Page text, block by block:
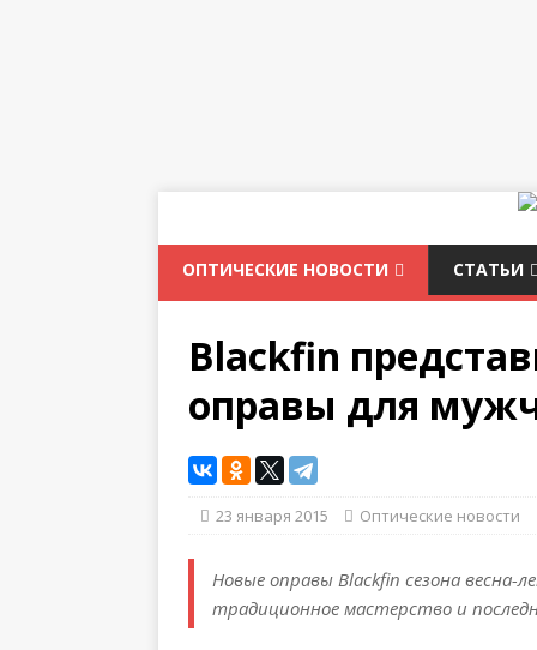
ОПТИЧЕСКИЕ НОВОСТИ СТАТЬИ
Blackfin
оправы для
23 января 2015 Оптические новости
Новые оправы Blackfin сезона весна-
традиционное мастерство и